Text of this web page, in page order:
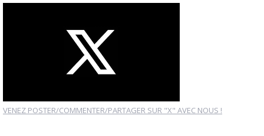
VENEZ POSTER/COMMENTER/PARTAGER SUR "X" AVEC NOUS !